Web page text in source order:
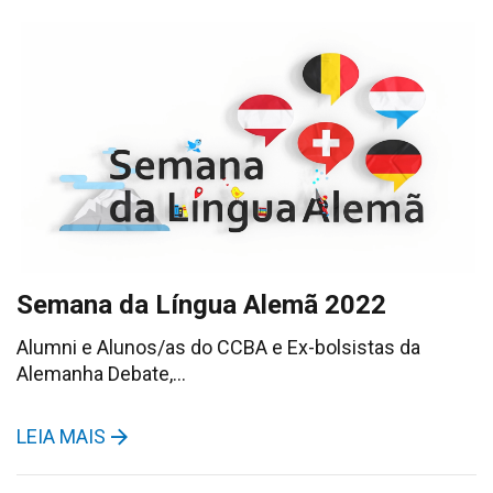
Semana da Língua Alemã 2022
Alumni e Alunos/as do CCBA e Ex-bolsistas da
Alemanha Debate,…
LEIA MAIS